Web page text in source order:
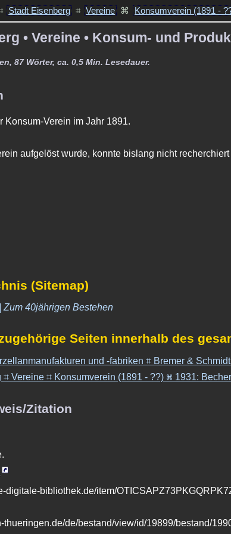
Stadt Eisenberg ⌗ Vereine ⌘ Konsumverein (1891 -
• Vereine • Konsum- und
87 Wörter, ca. 0,5 Min. Lesedauer.
Konsum-Verein im Jahr 1891.
aufgelöst wurde, konnte bislang nicht
(Sitemap)
Zum 40jährigen Bestehen
Seiten innerhalb des
und -fabriken ⌗ Bremer &
⌗ Vereine ⌗ Konsumverein (1891 - ??) ⌘ 1931:
Zitation
digitale-bibliothek.de/item/
thueringen.de/de/bestand/view/id/19899/bestand/